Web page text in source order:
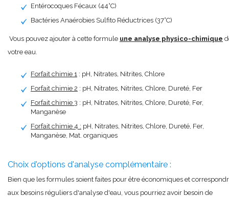
Entérocoques Fécaux (44°C)
Bactéries Anaérobies Sulfito Réductrices (37°C)
Vous pouvez ajouter à cette formule une analyse physico-chimique
votre eau.
Forfait chimie 1 : pH, Nitrates, Nitrites, Chlore
Forfait chimie 2 : pH, Nitrates, Nitrites, Chlore, Dureté, Fer
Forfait chimie 3 : pH, Nitrates, Nitrites, Chlore, Dureté, Fer,
Manganèse
Forfait chimie 4 : pH, Nitrates, Nitrites, Chlore, Dureté, Fer,
Manganèse, Mat. organiques
Choix d'options d'analyse complémentaire :
Bien que les formules soient faites pour être économiques et
aux besoins réguliers d'analyse d'eau, vous pourriez avoir besoin de